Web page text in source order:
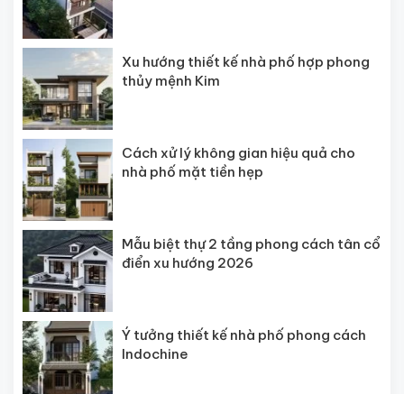
Xu hướng thiết kế nhà phố hợp phong
thủy mệnh Kim
Cách xử lý không gian hiệu quả cho
nhà phố mặt tiền hẹp
Mẫu biệt thự 2 tầng phong cách tân cổ
điển xu hướng 2026
Ý tưởng thiết kế nhà phố phong cách
Indochine